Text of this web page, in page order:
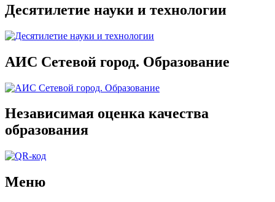
Десятилетие науки и технологии
АИС Сетевой город. Образование
Независимая оценка качества
образования
Меню